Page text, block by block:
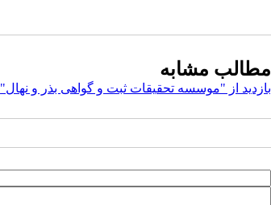
مطالب مشابه
بازدید از "موسسه تحقیقات ثبت و گواهی بذر و نهال"